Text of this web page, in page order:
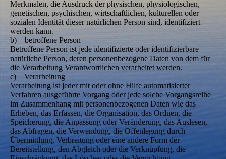
Merkmalen, die Ausdruck der physischen, physiologischen,
genetischen, psychischen, wirtschaftlichen, kulturellen oder
sozialen Identität dieser natürlichen Person sind, identifiziert
werden kann.
b) betroffene Person
Betroffene Person ist jede identifizierte oder identifizierbare
natürliche Person, deren personenbezogene Daten von dem für
die Verarbeitung Verantwortlichen verarbeitet werden.
c) Verarbeitung
Verarbeitung ist jeder mit oder ohne Hilfe automatisierter
Verfahren ausgeführte Vorgang oder jede solche Vorgangsreihe
im Zusammenhang mit personenbezogenen Daten wie das
Erheben, das Erfassen, die Organisation, das Ordnen, die
Speicherung, die Anpassung oder Veränderung, das Auslesen,
das Abfragen, die Verwendung, die Offenlegung durch
Übermittlung, Verbreitung oder eine andere Form der
Bereitstellung, den Abgleich oder die Verknüpfung, die